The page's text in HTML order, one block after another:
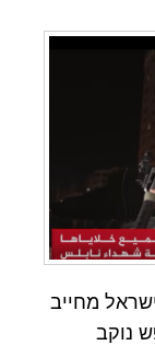
מחייב
נוקב